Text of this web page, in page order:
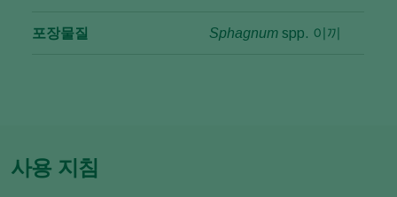
포장물질 Sphagnum spp. 이끼
사용 지침